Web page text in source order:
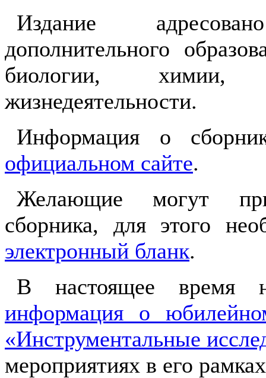
Издание
дополнительного
биологии, химии,
жизнедеятельности.
Информация о
официальном сайте.
Желающие могут
сборника, для этого
электронный бланк.
В настоящее время
информация о
«Инструментальные
мероприятиях в его